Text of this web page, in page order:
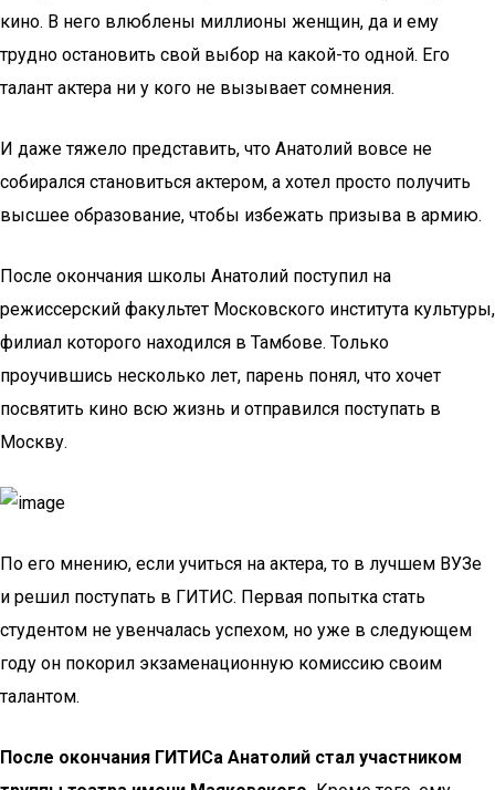
кино. В него влюблены миллионы женщин, да и ему
трудно остановить свой выбор на какой-то одной. Его
талант актера ни у кого не вызывает сомнения.
И даже тяжело представить, что Анатолий вовсе не
собирался становиться актером, а хотел просто получить
высшее образование, чтобы избежать призыва в армию.
После окончания школы Анатолий поступил на
режиссерский факультет Московского института культуры,
филиал которого находился в Тамбове. Только
проучившись несколько лет, парень понял, что хочет
посвятить кино всю жизнь и отправился поступать в
Москву.
По его мнению, если учиться на актера, то в лучшем ВУЗе
и решил поступать в ГИТИС. Первая попытка стать
студентом не увенчалась успехом, но уже в следующем
году он покорил экзаменационную комиссию своим
талантом.
После окончания ГИТИСа Анатолий стал участником